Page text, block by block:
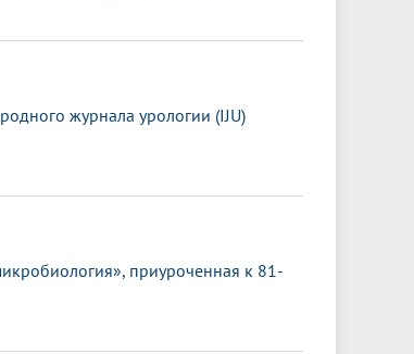
журнала урологии (IJU)
приуроченная к 81-